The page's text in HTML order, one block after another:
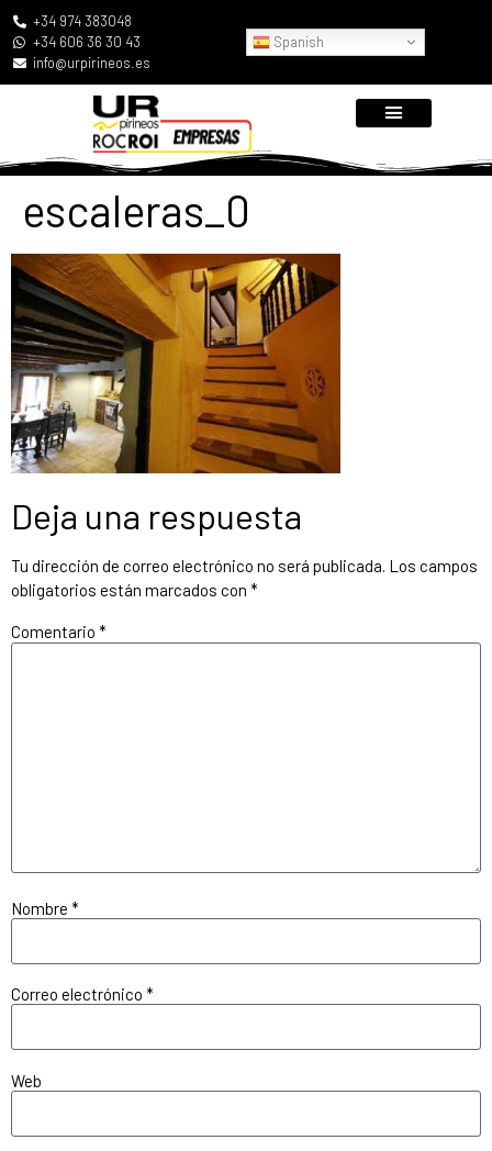
+34 974 383048
+34 606 36 30 43
info@urpirineos.es
Spanish
escaleras_0
Deja una respuesta
Tu dirección de correo electrónico no será publicada. Los campos
obligatorios están marcados con *
Comentario *
Nombre *
Correo electrónico *
Web